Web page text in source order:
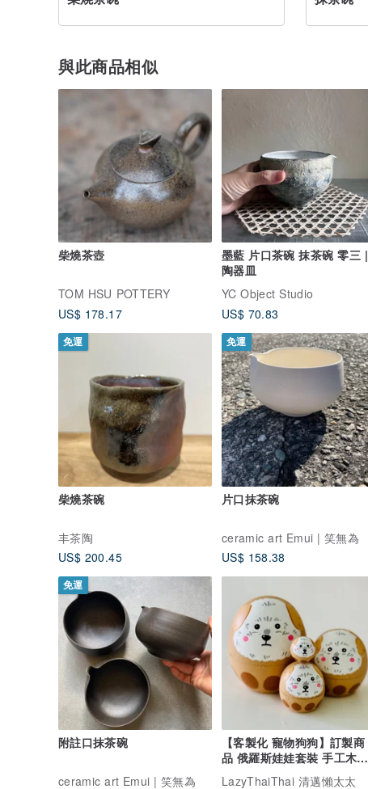
與此商品相似
柴燒茶壺
TOM HSU POTTERY
US$ 178.17
墨藍 片口茶碗 抹茶碗 零三 |
陶器皿
YC Object Studio
US$ 70.83
免運
柴燒茶碗
丰茶陶
US$ 200.45
免運
片口抹茶碗
ceramic art Emui | 笑無為
US$ 158.38
免運
附註口抹茶碗
ceramic art Emui | 笑無為
【客製化 寵物狗狗】訂製商
品 俄羅斯娃娃套裝 手工木製
療癒擺設
LazyThaiThai 清邁懶太太